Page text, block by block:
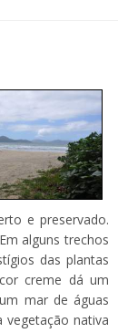
e preservado.
alguns trechos
das plantas
creme dá um
mar de águas
vegetação nativa